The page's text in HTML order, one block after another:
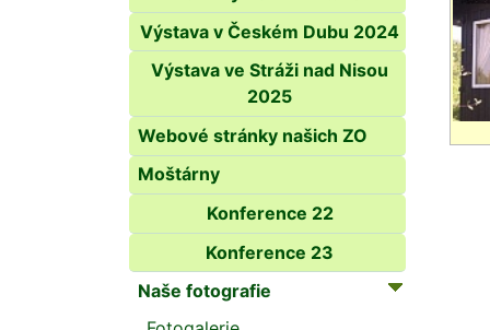
Výstava v Českém Dubu 2024
Výstava ve Stráži nad Nisou
2025
Webové stránky našich ZO
Moštárny
Konference 22
Konference 23
Naše fotografie